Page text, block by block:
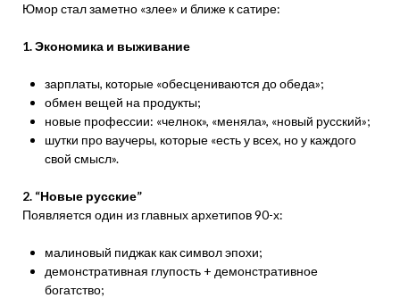
Юмор стал заметно «злее» и ближе к сатире:
1. Экономика и выживание
зарплаты, которые «обесцениваются до обеда»;
обмен вещей на продукты;
новые профессии: «челнок», «меняла», «новый русский»;
шутки про ваучеры, которые «есть у всех, но у каждого
свой смысл».
2. “Новые русские”
Появляется один из главных архетипов 90-х:
малиновый пиджак как символ эпохи;
демонстративная глупость + демонстративное
богатство;